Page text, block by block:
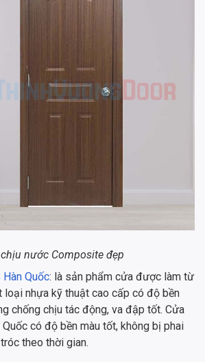
nước Composite đẹp
Quốc: là sản phẩm cửa được làm từ
loại nhựa kỹ thuật cao cấp có độ bền
chống chịu tác động, va đập tốt. Cửa
Quốc có độ bền màu tốt, không bị phai
theo thời gian.